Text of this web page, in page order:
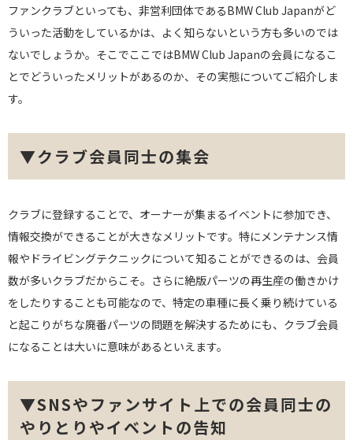
ファンクラブといっても、非営利団体であるBMW Club Japanがど
ういった活動をしているかは、よく知らないという方も多いのでは
ないでしょうか。そこでここではBMW Club Japanの会員になるこ
とでどういったメリットがあるのか、その実態についてご紹介しま
す。
▼クラブ会員同士の集会
クラブに登録することで、オーナーが集まるイベントに参加でき、
情報交換ができることが大きなメリットです。特にメンテナンス情
報やドライビングテクニックについて知ることができるのは、会員
数が多いクラブだからこそ。さらに絶版パーツの再生産の働きかけ
をしたりすることも可能なので、特定の車種に長く乗り続けている
と起こりがちな廃番パーツの問題を解決するためにも、クラブ会員
になることは大いに意味があるといえます。
▼SNSやファンサイト上での会員同士の
やりとりやイベントの告知